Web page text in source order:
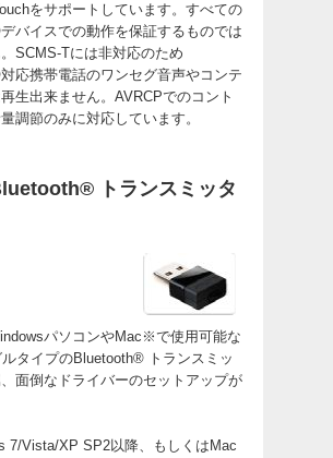
をサポートしています。すべての
バイスでの動作を保証するものでは
SCMS-Tには非対応のため
応携帯電話のワンセグ音声やコンテ
生出来ません。AVRCPでのコント
調節のみに対応しています。
トランスミッタ
パソコンやMac※で使用可能な
タイプのBluetooth® トランスミッ
面倒なドライバーのセットアップが
7/Vista/XP SP2以降、もしくはMac